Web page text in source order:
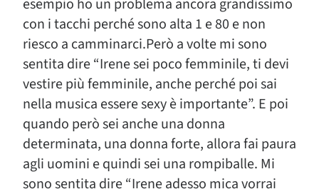
esempio ho un problema ancora grandissimo
con i tacchi perché sono alta 1 e 80 e non
riesco a camminarci.Però a volte mi sono
sentita dire “Irene sei poco femminile, ti devi
vestire più femminile, anche perché poi sai
nella musica essere sexy è importante”. E poi
quando però sei anche una donna
determinata, una donna forte, allora fai paura
agli uomini e quindi sei una rompiballe. Mi
sono sentita dire “Irene adesso mica vorrai